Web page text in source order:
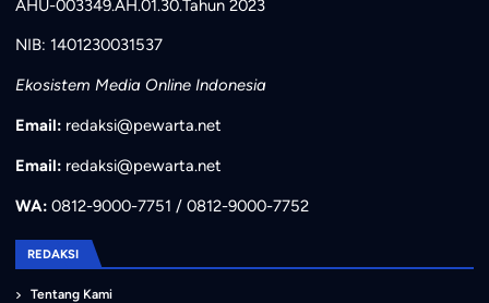
AHU-003349.AH.01.30.Tahun 2023
NIB: 1401230031537
Ekosistem Media Online Indonesia
Email: redaksi@pewarta.net
Email: redaksi@pewarta.net
WA:0812-9000-7751 / 0812-9000-7752
REDAKSI
Tentang Kami